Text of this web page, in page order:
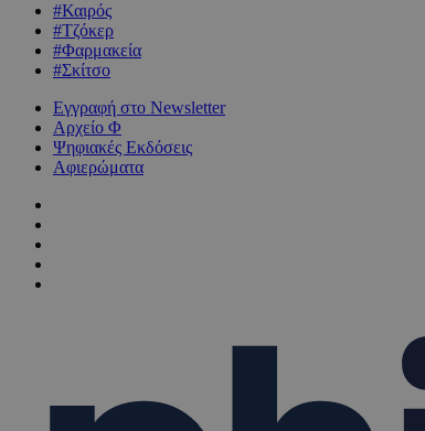
#Καιρός
#Τζόκερ
#Φαρμακεία
#Σκίτσο
Εγγραφή στο Newsletter
Αρχείο Φ
Ψηφιακές Εκδόσεις
Αφιερώματα